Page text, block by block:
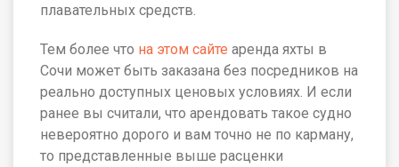
плавательных средств.
Тем более что на этом сайте аренда яхты в
Сочи может быть заказана без посредников на
реально доступных ценовых условиях. И если
ранее вы считали, что арендовать такое судно
невероятно дорого и вам точно не по карману,
то представленные выше расценки